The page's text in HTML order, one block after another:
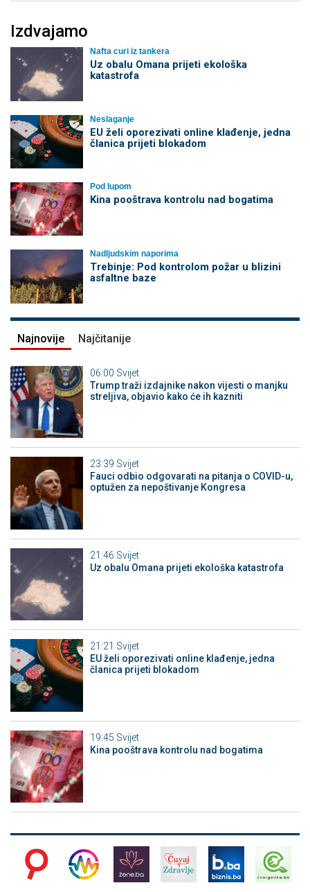
Izdvajamo
Nafta curi iz tankera
Uz obalu Omana prijeti ekološka
katastrofa
Neslaganje
EU želi oporezivati online klađenje, jedna
članica prijeti blokadom
Pod lupom
Kina pooštrava kontrolu nad bogatima
Nadljudskim naporima
Trebinje: Pod kontrolom požar u blizini
asfaltne baze
Najnovije Najčitanije
06:00 Svijet
Trump traži izdajnike nakon vijesti o manjku
streljiva, objavio kako će ih kazniti
23:39 Svijet
Fauci odbio odgovarati na pitanja o COVID-u,
optužen za nepoštivanje Kongresa
21:46 Svijet
Uz obalu Omana prijeti ekološka katastrofa
21:21 Svijet
EU želi oporezivati online klađenje, jedna
članica prijeti blokadom
19:45 Svijet
Kina pooštrava kontrolu nad bogatima